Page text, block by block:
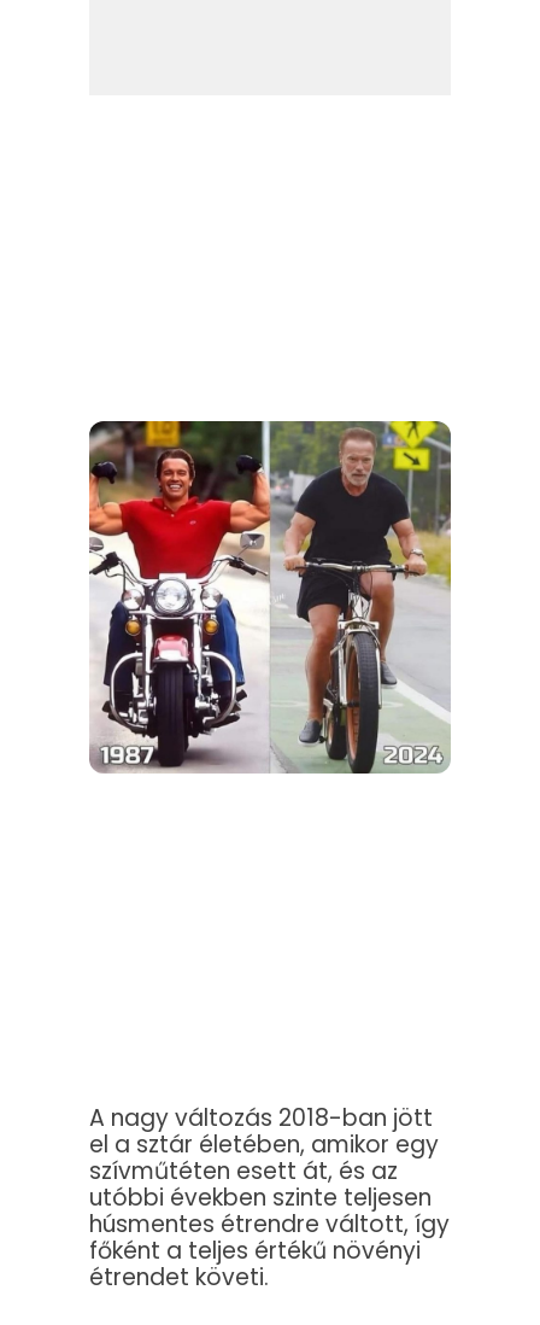
A nagy változás 2018-ban jött
el a sztár életében, amikor egy
szívműtéten esett át, és az
utóbbi években szinte teljesen
húsmentes étrendre váltott, így
főként a teljes értékű növényi
étrendet követi.